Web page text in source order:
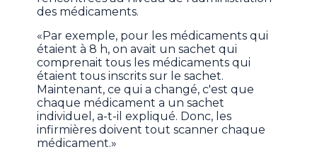
des médicaments.
«Par exemple, pour les médicaments qui
étaient à 8 h, on avait un sachet qui
comprenait tous les médicaments qui
étaient tous inscrits sur le sachet.
Maintenant, ce qui a changé, c'est que
chaque médicament a un sachet
individuel, a-t-il expliqué. Donc, les
infirmières doivent tout scanner chaque
médicament.»